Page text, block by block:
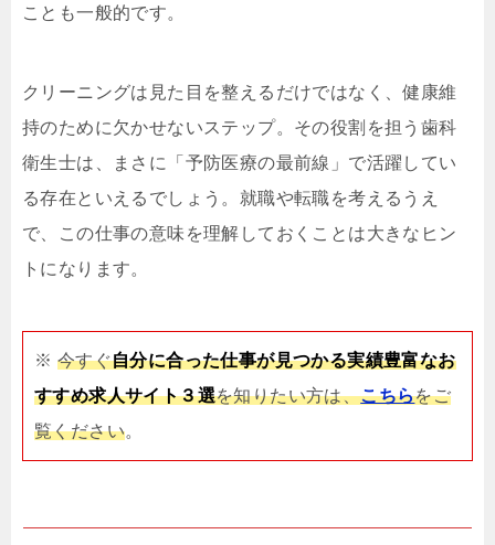
ことも一般的です。
クリーニングは見た目を整えるだけではなく、健康維
持のために欠かせないステップ。その役割を担う歯科
衛生士は、まさに「予防医療の最前線」で活躍してい
る存在といえるでしょう。就職や転職を考えるうえ
で、この仕事の意味を理解しておくことは大きなヒン
トになります。
※ 今すぐ自分に合った仕事が見つかる実績豊富なお
すすめ求人サイト３選を知りたい方は、こちらをご
覧ください。